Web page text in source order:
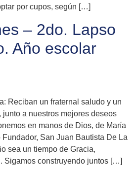
por cupos, según […]
– 2do. Lapso
Año escolar
Reciban un fraternal saludo y un
a nuestros mejores deseos
en manos de Dios, de María
San Juan Bautista De La
sea un tiempo de Gracia,
Sigamos construyendo juntos […]